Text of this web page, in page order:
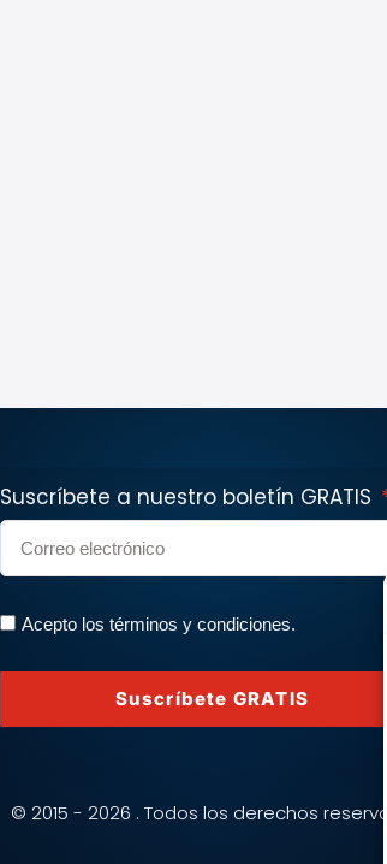
Suscríbete a nuestro boletín GRATIS
Acepto los términos y condiciones.
Suscríbete GRATIS
© 2015 - 2026 . Todos los derechos